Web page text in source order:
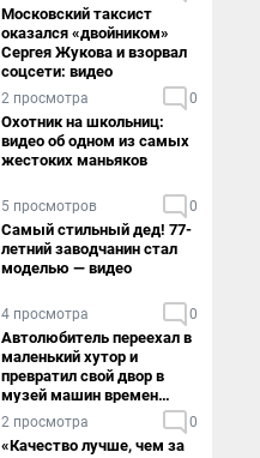
Московский таксист
оказался «двойником»
Сергея Жукова и взорвал
соцсети: видео
2 просмотра 0
Охотник на школьниц:
видео об одном из самых
жестоких маньяков
5 просмотров 0
Самый стильный дед! 77-
летний заводчанин стал
моделью — видео
4 просмотра 0
Автолюбитель переехал в
маленький хутор и
превратил свой двор в
музей машин времен
СССР. Видео
2 просмотра 0
«Качество лучше, чем за